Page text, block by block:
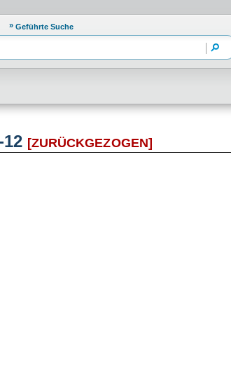
Geführte Suche
[ZURÜCKGEZOGEN]